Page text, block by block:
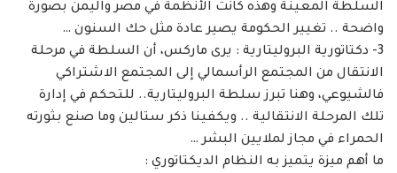
السلطة المعينة وهذه كانت الأنظمة في مصر واليمن بصورة
واضحة .. تغيير الحكومة يصير عادة مثل حك السنون …
3- دكتاتورية البروليتارية : يرى ماركس، أن السلطة في مرحلة
الانتقال من المجتمع الرأسمالي إلى المجتمع الاشتراكي
فالشيوعي، وهنا تبرز سلطة البروليتارية.. للتحكم في إدارة
تلك المرحلة الانتقالية .. ويكفينا ذكر ستالين وما صنع بثورته
الحمراء في مجاز لملايين البشر …
ما أهم ميزة يتميز به النظام الديكتاتوري :